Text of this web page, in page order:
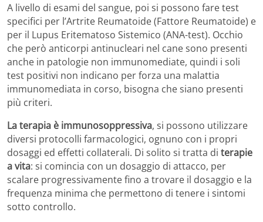
A livello di esami del sangue, poi si possono fare test
specifici per l’Artrite Reumatoide (Fattore Reumatoide) e
per il Lupus Eritematoso Sistemico (ANA-test). Occhio
che però anticorpi antinucleari nel cane sono presenti
anche in patologie non immunomediate, quindi i soli
test positivi non indicano per forza una malattia
immunomediata in corso, bisogna che siano presenti
più criteri.
La terapia è immunosoppressiva, si possono utilizzare
diversi protocolli farmacologici, ognuno con i propri
dosaggi ed effetti collaterali. Di solito si tratta di terapie
a vita: si comincia con un dosaggio di attacco, per
scalare progressivamente fino a trovare il dosaggio e la
frequenza minima che permettono di tenere i sintomi
sotto controllo.